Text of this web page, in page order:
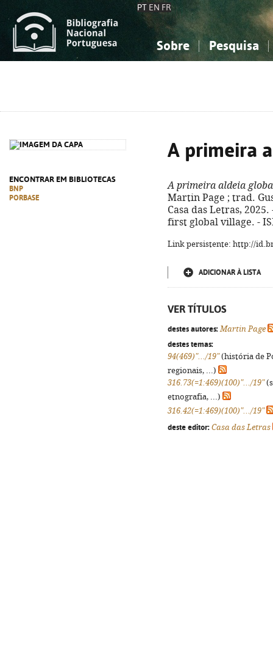
PT EN FR
Sobre Pesquisa
ENCONTRAR EM BIBLIOTECAS
BNP
PORBASE
A primeira
A primeira aldeia
Martin Page ; trad.
Casa das Letras,
first global village. -
Link persistente: http://
ADICIONAR À LISTA
VER TÍTULOS
destes autores: Martin Page
destes temas:
94(469)".../19"(história de
regionais, ...)
316.73(=1:469)(100)".../19"
etnografia, ...)
316.42(=1:469)(100)".../19"
deste editor: Casa das Letras